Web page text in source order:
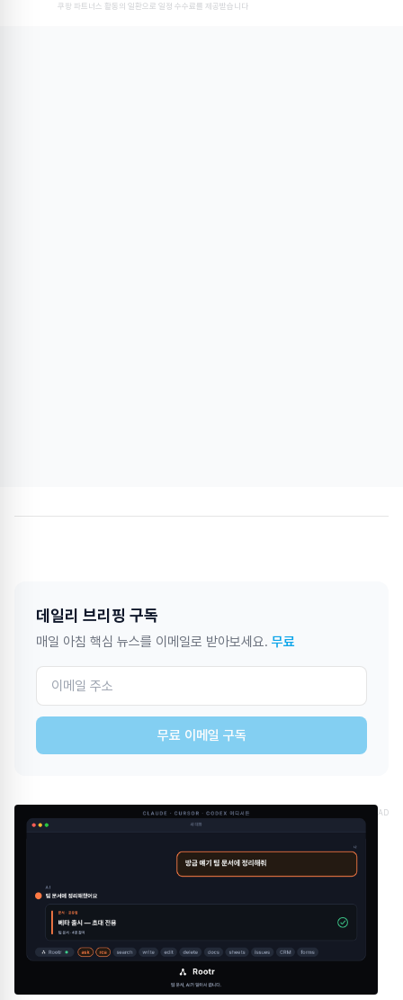
쿠팡 파트너스 활동의 일환으로 일정 수수료를 제공받습니다
데일리 브리핑 구독
매일 아침 핵심 뉴스를 이메일로 받아보세요. 무료
무료 이메일 구독
AD